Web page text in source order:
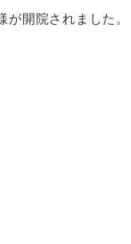
が開院されました。